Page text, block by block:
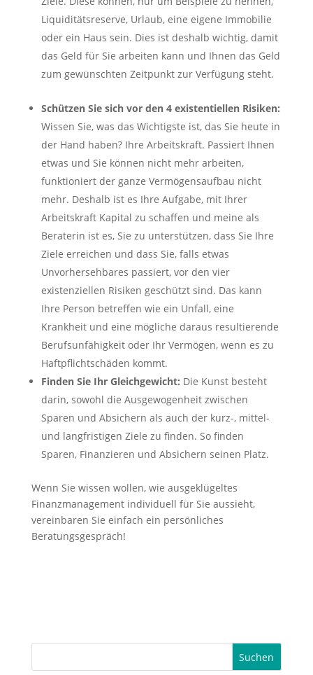
Liquiditätsreserve, Urlaub, eine eigene Immobilie
oder ein Haus sein. Dies ist deshalb wichtig, damit
das Geld für Sie arbeiten kann und Ihnen das Geld
zum gewünschten Zeitpunkt zur Verfügung steht.
Schützen Sie sich vor den 4 existentiellen Risiken:
Wissen Sie, was das Wichtigste ist, das Sie heute in
der Hand haben? Ihre Arbeitskraft. Passiert Ihnen
etwas und Sie können nicht mehr arbeiten,
funktioniert der ganze Vermögensaufbau nicht
mehr. Deshalb ist es Ihre Aufgabe, mit Ihrer
Arbeitskraft Kapital zu schaffen und meine als
Beraterin ist es, Sie zu unterstützen, dass Sie Ihre
Ziele erreichen und dass Sie, falls etwas
Unvorhersehbares passiert, vor den vier
existenziellen Risiken geschützt sind. Das kann
Ihre Person betreffen wie ein Unfall, eine
Krankheit und eine mögliche daraus resultierende
Berufsunfähigkeit oder Ihr Vermögen, wenn es zu
Haftpflichtschäden kommt.
Finden Sie Ihr Gleichgewicht: Die Kunst besteht
darin, sowohl die Ausgewogenheit zwischen
Sparen und Absichern als auch der kurz-, mittel-
und langfristigen Ziele zu finden. So finden
Sparen, Finanzieren und Absichern seinen Platz.
Wenn Sie wissen wollen, wie ausgeklügeltes
Finanzmanagement individuell für Sie aussieht,
vereinbaren Sie einfach ein persönliches
Beratungsgespräch!
Suchen